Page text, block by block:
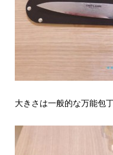
大きさは一般的な万能包